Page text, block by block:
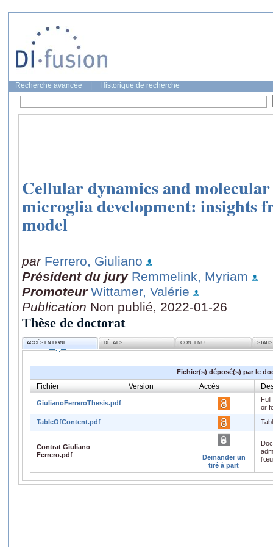
Recherche avancée Historique de recherche
Cellular dynamics and
microglia development: insights
model
par Ferrero, Giuliano
Président du jury Remmelink, Myriam
Promoteur Wittamer, Valérie
Publication Non publié, 2022-01-26
Thèse de doctorat
ACCÈS EN LIGNE DÉTAILS CONTENU
Fichier(s) déposé(s) par le
Fichier Version Accès
GiulianoFerreroThesis.pdf
or
TableOfContent.pdf
Contrat Giuliano
Ferrero.pdf
Demander un
tiré à part